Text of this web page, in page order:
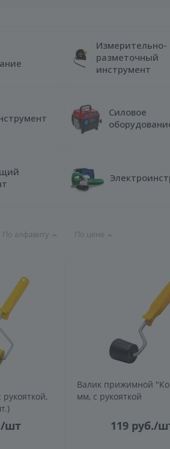
Измерительно-
разметочный
инструмент
Силовое
По алфавиту По цене
/шт
Валик прижимной
мм, с рукояткой
119руб./